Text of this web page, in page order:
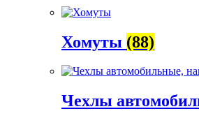
Хомуты (88)
Чехлы